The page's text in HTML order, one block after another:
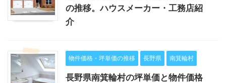
の推移。ハウスメーカー・工務店紹
介
物件価格・坪単価の推移 長野県 南箕輪村
長野県南箕輪村の坪単価と物件価格